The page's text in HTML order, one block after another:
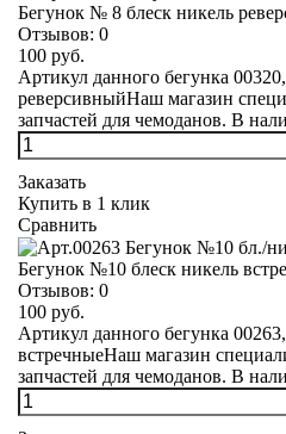
Бегунок № 8 блеск никель
Отзывов: 0
100 руб.
Артикул данного бегунка
реверсивныйНаш магазин
запчастей для чемоданов. В
Заказать
Купить в 1 клик
Сравнить
Бегунок №10 блеск никель
Отзывов: 0
100 руб.
Артикул данного бегунка
встречныеНаш магазин
запчастей для чемоданов. В